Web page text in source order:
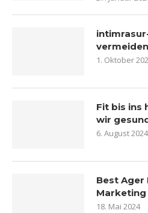
vermeiden
1. Oktober
Fit bis ins
wir
6. August 2024
Best Ager
Marketing
18. Mai 2024